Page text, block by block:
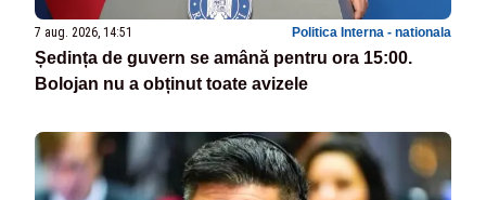
7 aug. 2026, 14:51 Politica Interna - nationala
Ședința de guvern se amână pentru ora 15:00.
Bolojan nu a obținut toate avizele